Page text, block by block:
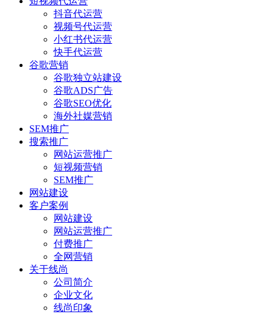
抖音代运营
视频号代运营
小红书代运营
快手代运营
谷歌营销
谷歌独立站建设
谷歌ADS广告
谷歌SEO优化
海外社媒营销
SEM推广
搜索推广
网站运营推广
短视频营销
SEM推广
网站建设
客户案例
网站建设
网站运营推广
付费推广
全网营销
关于线尚
公司简介
企业文化
线尚印象